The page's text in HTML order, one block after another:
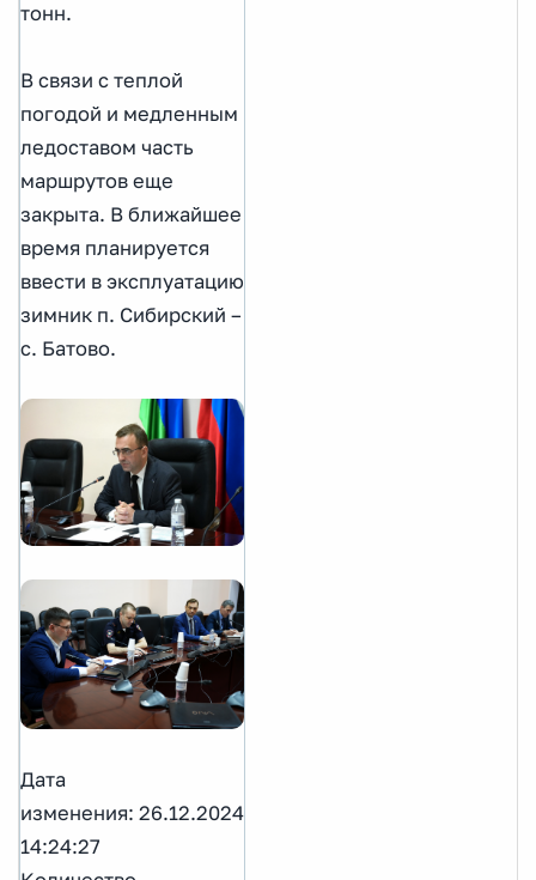
тонн.
В связи с теплой
погодой и медленным
ледоставом часть
маршрутов еще
закрыта. В ближайшее
время планируется
ввести в эксплуатацию
зимник п. Сибирский –
с. Батово.
Дата
изменения: 26.12.2024
14:24:27